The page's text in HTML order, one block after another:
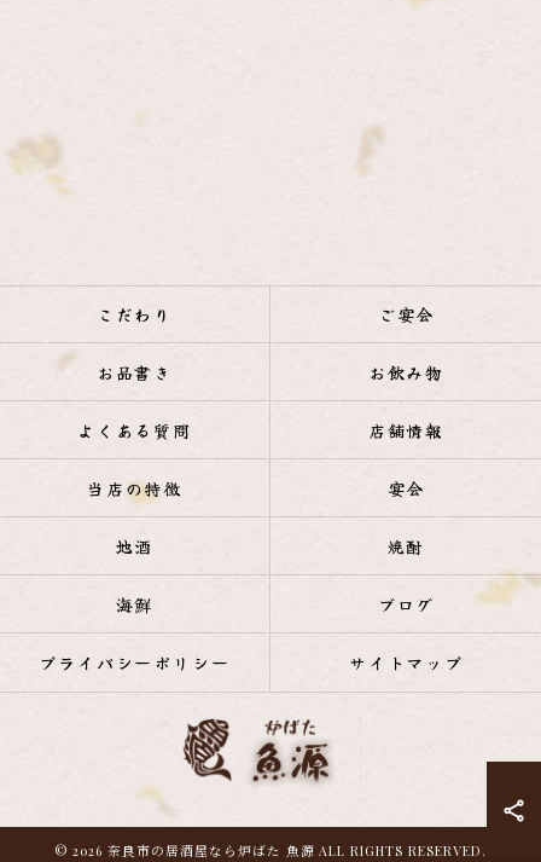
こだわり ご宴会
お品書き お飲み物
よくある質問 店舗情報
当店の特徴 宴会
地酒 焼酎
海鮮 ブログ
プライバシーポリシー サイトマップ
© 2026 奈良市の居酒屋なら炉ばた 魚源 ALL RIGHTS RESERVED.